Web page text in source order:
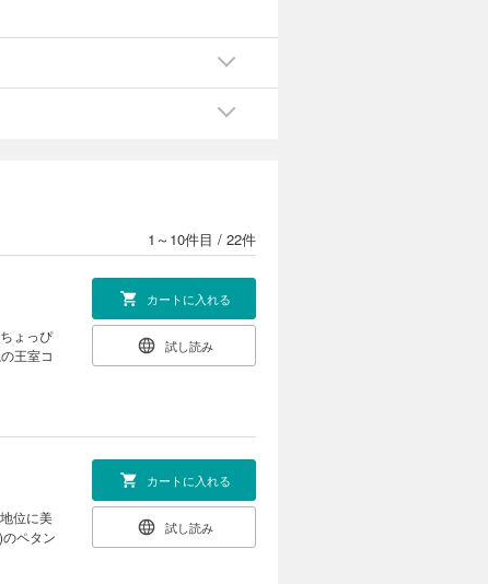
1～10件目 / 22件
ょっぴ
王室コ
カートに入れる
試し読み
位に美
ペタン
カートに入れる
試し読み